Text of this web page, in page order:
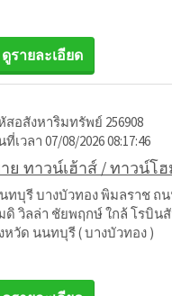
ดูรายละเอียด
สอสังหาริมทรัพย์ 256908
ที่เวลา 07/08/2026 08:17:46
ย ทาวน์เฮ้าส์ / ทาวน์โ
ทบุรี บางบัวทอง พิมลราช
ดิ วิลล่า ชัยพฤกษ์ ใกล้ โรบิน
หวัด นนทบุรี ( บางบัวทอง )